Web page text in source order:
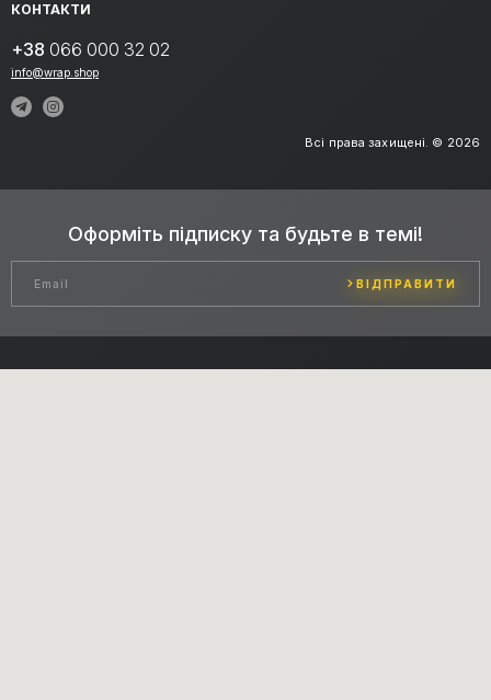
КОНТАКТИ
+38 066 000 32 02
info@wrap.shop
Всі права захищені. © 2026
Оформіть підписку та будьте в темі!
ВІДПРАВИТИ